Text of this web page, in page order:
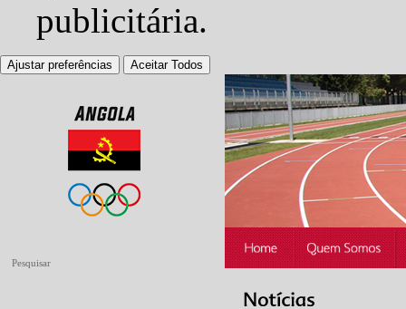
publicitária.
Ajustar preferências Aceitar Todos